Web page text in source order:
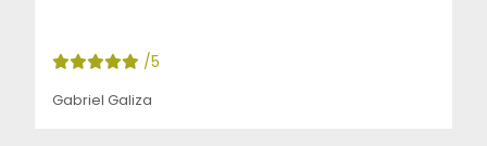
/5
Gabriel Galiza